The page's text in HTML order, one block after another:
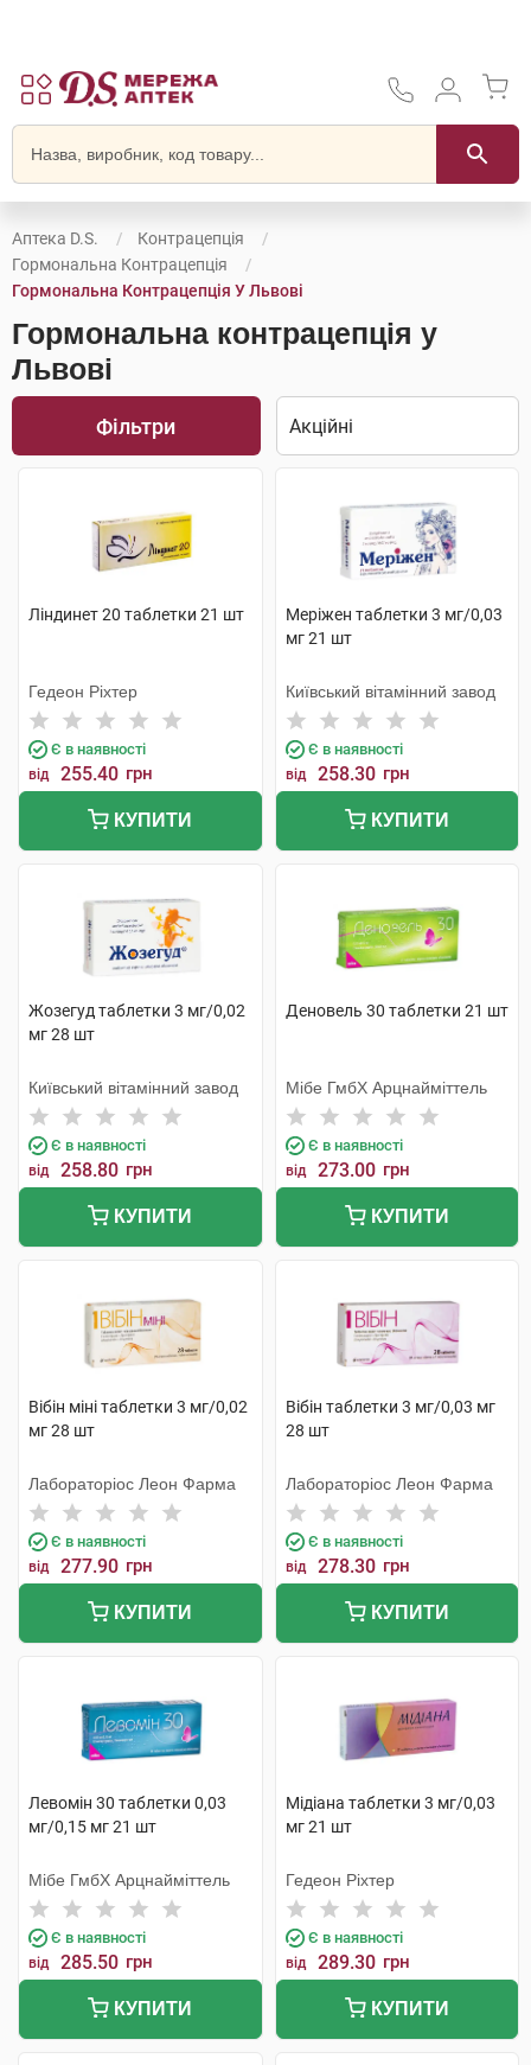
Аптека D.S.
Контрацепція
Гормональна Контрацепція
Гормональна Контрацепція У Львові
Гормональна контрацепція у
Львові
Фільтри
Ліндинет 20 таблетки 21 шт
Гедеон Ріхтер
Є в наявності
від 255.40 грн
КУПИТИ
Меріжен таблетки 3 мг/0,03
мг 21 шт
Київський вітамінний завод
Є в наявності
від 258.30 грн
КУПИТИ
Жозегуд таблетки 3 мг/0,02
мг 28 шт
Київський вітамінний завод
Є в наявності
від 258.80 грн
КУПИТИ
Деновель 30 таблетки 21 шт
Мібе ГмбХ Арцнайміттель
Є в наявності
від 273.00 грн
КУПИТИ
Вібін міні таблетки 3 мг/0,02
мг 28 шт
Лабораторіос Леон Фарма
Є в наявності
від 277.90 грн
КУПИТИ
Вібін таблетки 3 мг/0,03 мг
28 шт
Лабораторіос Леон Фарма
Є в наявності
від 278.30 грн
КУПИТИ
Левомін 30 таблетки 0,03
мг/0,15 мг 21 шт
Мібе ГмбХ Арцнайміттель
Є в наявності
від 285.50 грн
КУПИТИ
Мiдіана таблетки 3 мг/0,03
мг 21 шт
Гедеон Ріхтер
Є в наявності
від 289.30 грн
КУПИТИ